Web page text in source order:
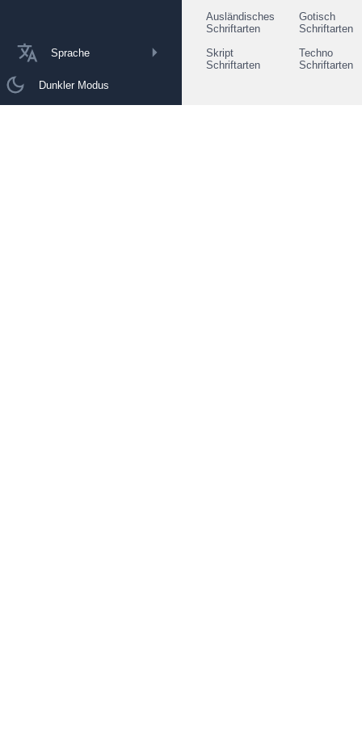
Sprache
Dunkler Modus
Ausländisches
Schriftarten
Gotisch
Schriftarten
Skript
Schriftarten
Techno
Schriftarten